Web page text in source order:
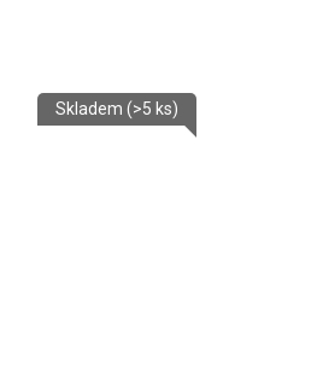
Skladem (>5 ks)